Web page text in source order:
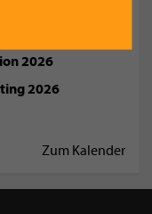
2026
2026
Zum Kalender